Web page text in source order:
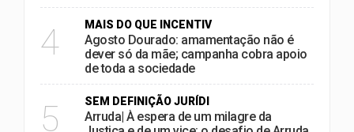
4 MAIS DO QUE INCENTIV
Agosto Dourado: amamentação não é
dever só da mãe; campanha cobra apoio
de toda a sociedade
5 SEM DEFINIÇÃO JURÍDI
Arruda| À espera de um milagre da